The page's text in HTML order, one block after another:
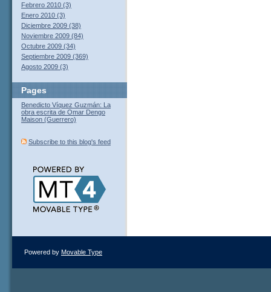
Febrero 2010 (3)
Enero 2010 (3)
Diciembre 2009 (38)
Noviembre 2009 (84)
Octubre 2009 (34)
Septiembre 2009 (369)
Agosto 2009 (3)
Pages
Benedicto Víquez Guzmán: La
obra escrita de Omar Dengo
Maison (Guerrero)
Subscribe to this blog's feed
Powered by Movable Type